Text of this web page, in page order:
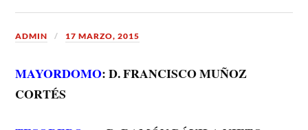
ADMIN 17 MARZO, 2015
MAYORDOMO: D. FRANCISCO MUÑOZ
CORTÉS